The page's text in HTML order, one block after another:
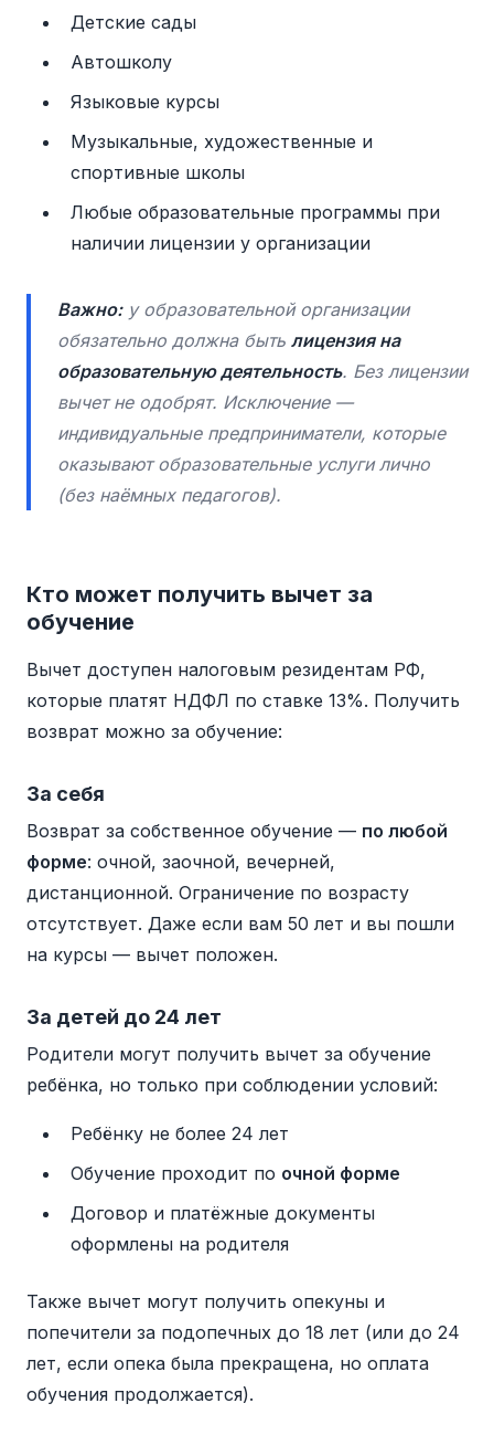
Детские сады
Автошколу
Языковые курсы
Музыкальные, художественные и
спортивные школы
Любые образовательные программы при
наличии лицензии у организации
Важно:у образовательной организации
обязательно должна быть лицензия на
образовательную деятельность. Без лицензии
вычет не одобрят. Исключение —
индивидуальные предприниматели, которые
оказывают образовательные услуги лично
(без наёмных педагогов).
Кто может получить вычет за
обучение
Вычет доступен налоговым резидентам РФ,
которые платят НДФЛ по ставке 13%. Получить
возврат можно за обучение:
За себя
Возврат за собственное обучение — по любой
форме: очной, заочной, вечерней,
дистанционной. Ограничение по возрасту
отсутствует. Даже если вам 50 лет и вы пошли
на курсы — вычет положен.
За детей до 24 лет
Родители могут получить вычет за обучение
ребёнка, но только при соблюдении условий:
Ребёнку не более 24 лет
Обучение проходит по очной форме
Договор и платёжные документы
оформлены на родителя
Также вычет могут получить опекуны и
попечители за подопечных до 18 лет (или до 24
лет, если опека была прекращена, но оплата
обучения продолжается).